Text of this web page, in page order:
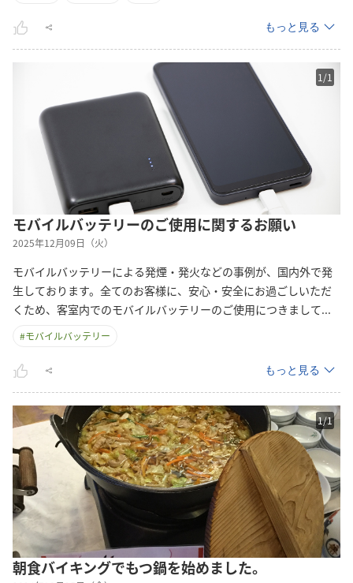
もっと見る
1 /1
モバイルバッテリーのご使用に関するお願い
2025年12月09日（火）
モバイルバッテリーによる発煙・発火などの事例が、国内外で発
生しております。全てのお客様に、安心・安全にお過ごしいただ
くため、客室内でのモバイルバッテリーのご使用につきまして...
#モバイルバッテリー
もっと見る
1/1
朝食バイキングでもつ鍋を始めました。